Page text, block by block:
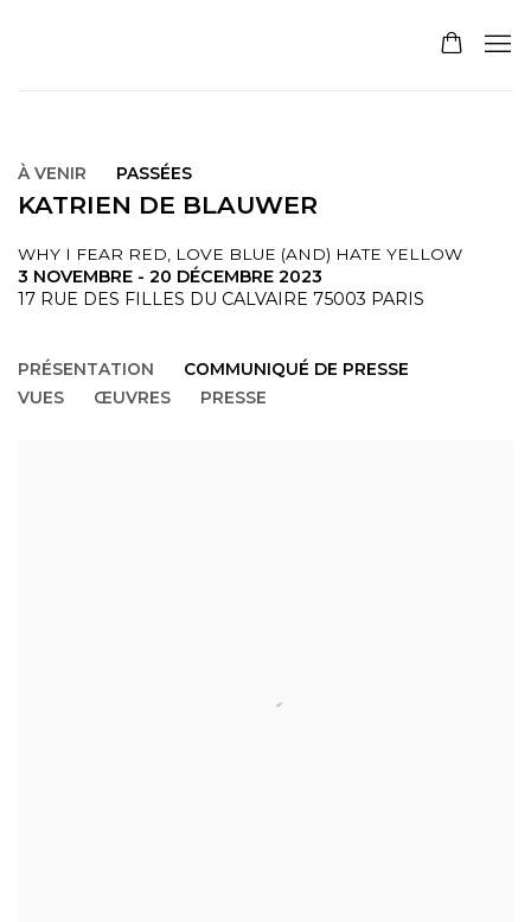
À VENIR PASSÉES
KATRIEN DE BLAUWER
WHY I FEAR RED, LOVE BLUE (AND) HATE YELLOW
3 NOVEMBRE - 20 DÉCEMBRE 2023
17 RUE DES FILLES DU CALVAIRE 75003 PARIS
PRÉSENTATION
COMMUNIQUÉ DE PRESSE
VUES
ŒUVRES PRESSE